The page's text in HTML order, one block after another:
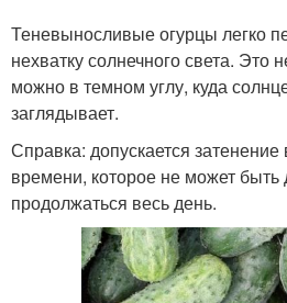
Теневыносливые огурцы легко
нехватку солнечного света. Это
можно в темном углу, куда
заглядывает.
Справка: допускается затенение
времени, которое не может быть
продолжаться весь день.